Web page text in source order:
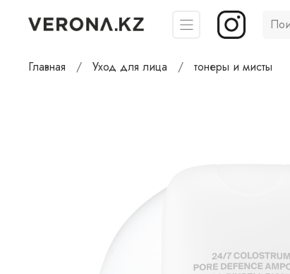
Главная Уход для лица тонеры и мисты